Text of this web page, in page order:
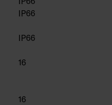
6500 K, CRI > 90:
K. Valaistuksen
Casambi-ohjaus.
versioina yhden ja
IP66
IP66
16
16